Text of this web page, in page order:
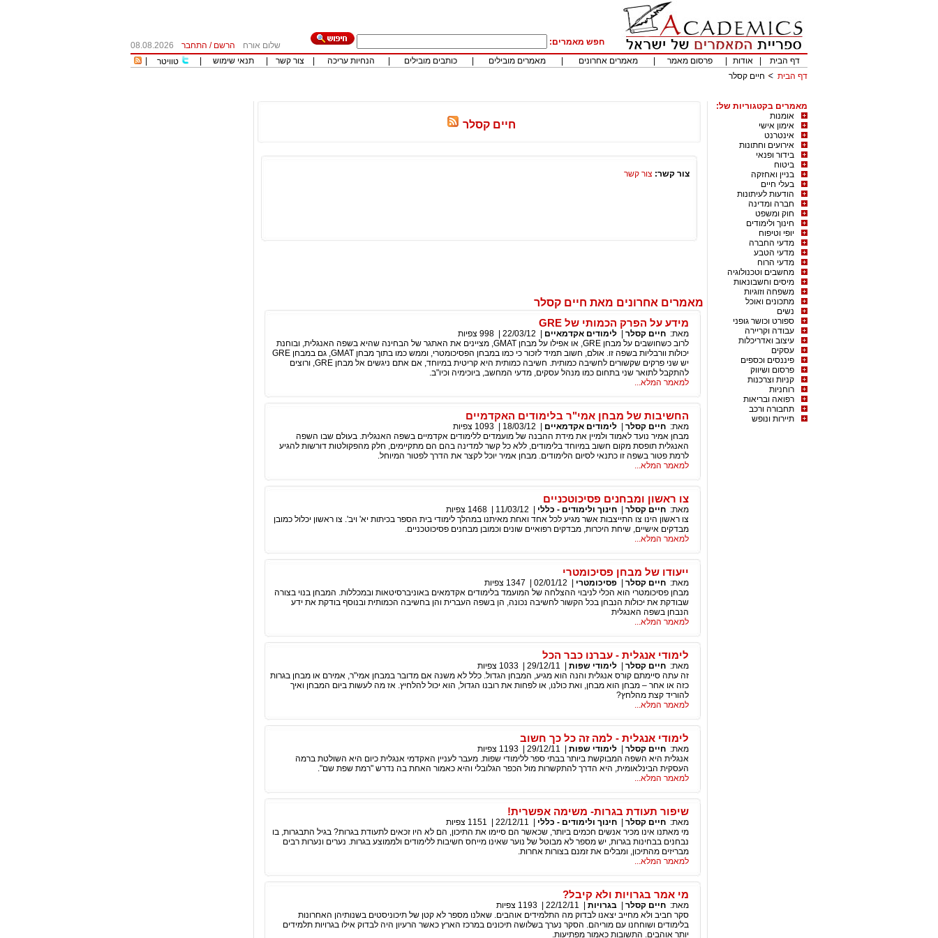
חפש מאמרים: שלום אורח הרשם / התחבר
08.08.2026
דף הבית
אודות פרסום מאמר מאמרים אחרונים מאמרים מובילים כותבים מובילים הנחיות עריכה צור קשר תנאי שימוש טוויטר
דף הבית
חיים קסלר
מאמרים בקטגוריות של:
אומנות
אימון אישי
אינטרנט
אירועים וחתונות
בידור ופנאי
ביטוח
בניין ואחזקה
בעלי חיים
הודעות לעיתונות
חברה ומדינה
חוק ומשפט
חינוך ולימודים
יופי וטיפוח
מדעי החברה
מדעי הטבע
מדעי הרוח
מחשבים וטכנולוגיה
מיסים וחשבונאות
משפחה וזוגיות
מתכונים ואוכל
נשים
ספורט וכושר גופני
עבודה וקריירה
עיצוב ואדריכלות
עסקים
פיננסים וכספים
פרסום ושיווק
קניות וצרכנות
רוחניות
רפואה ובריאות
תחבורה ורכב
תיירות ונופש
חיים קסלר
צור קשר: צור קשר
מאמרים אחרונים מאת חיים קסלר
מידע על הפרק הכמותי של GRE
מאת: חיים קסלר לימודים אקדמאיים 22/03/12
998 צפיות
לרוב כשחושבים על מבחן GRE, או אפילו על מבחן GMAT, מציינים את האתגר של הבחינה שהיא בשפה האנגלית, ובוחנת
יכולות וורבליות בשפה זו. אולם, חשוב תמיד לזכור כי כמו במבחן הפסיכומטרי, וממש כמו בתוך מבחן GMAT, גם במבחן GRE
יש שני פרקים שקשורים לחשיבה כמותית. חשיבה כמותית היא קריטית במיוחד, אם אתם ניגשים אל מבחן GRE, ורוצים
להתקבל לתואר שני בתחום כמו מנהל עסקים, מדעי המחשב, ביוכימיה וכיו"ב.
למאמר המלא...
החשיבות של מבחן אמי"ר בלימודים האקדמיים
מאת: חיים קסלר לימודים אקדמאיים 18/03/12
1093 צפיות
מבחן אמיר נועד לאמוד ולמיין את מידת ההבנה של מועמדים ללימודים אקדמיים בשפה האנגלית. בעולם שבו השפה
האנגלית תופסת מקום חשוב במיוחד בלימודים, ללא כל קשר למדינה בהם הם מתקיימים, חלק מהפקולטות דורשות להגיע
לרמת פטור בשפה זו כתנאי לסיום הלימודים. מבחן אמיר יוכל לקצר את הדרך לפטור המיוחל.
למאמר המלא...
צו ראשון ומבחנים פסיכוטכניים
מאת: חיים קסלר חינוך ולימודים - כללי 11/03/12
1468 צפיות
צו ראשון הינו צו התייצבות אשר מגיע לכל אחד ואחת מאיתנו במהלך לימודי בית הספר בכיתות יא' ויב'. צו ראשון יכלול כמובן
מבדקים אישיים, שיחת היכרות, מבדקים רפואיים שונים וכמובן מבחנים פסיכוטכניים.
למאמר המלא...
ייעודו של מבחן פסיכומטרי
מאת: חיים קסלר פסיכומטרי 02/01/12
1347 צפיות
מבחן פסיכומטרי הוא הכלי לניבוי ההצלחה של המועמד בלימודים אקדמאים באוניברסיטאות ובמכללות. המבחן בנוי בצורה
שבודקת את יכולות הנבחן בכל הקשור לחשיבה נכונה, הן בשפה העברית והן בחשיבה הכמותית ובנוסף בודקת את ידע
הנבחן בשפה האנגלית
למאמר המלא...
לימודי אנגלית - עברנו כבר הכל
מאת: חיים קסלר לימודי שפות 29/12/11
1033 צפיות
זה עתה סיימתם קורס אנגלית והנה הוא מגיע, המבחן הגדול. כלל לא משנה אם מדובר במבחן אמי"ר, אמירם או מבחן בגרות
כזה או אחר – מבחן הוא מבחן, ואת כולנו, או לפחות את רובנו הגדול, הוא יכול להלחיץ. אז מה לעשות ביום המבחן ואיך
להוריד קצת מהלחץ?
למאמר המלא...
לימודי אנגלית - למה זה כל כך חשוב
מאת: חיים קסלר לימודי שפות 29/12/11
1193 צפיות
אנגלית היא השפה המבוקשת ביותר בבתי ספר ללימודי שפות. מעבר לעניין האקדמי אנגלית כיום היא השולטת ברמה
העסקית הבינלאומית, היא הדרך להתקשרות מול הכפר הגלובלי והיא כאמור האחת בה נדרש "רמת שפת שם".
למאמר המלא...
שיפור תעודת בגרות- משימה אפשרית!
מאת: חיים קסלר חינוך ולימודים - כללי 22/12/11
1151 צפיות
מי מאתנו אינו מכיר אנשים חכמים ביותר, שכאשר הם סיימו את התיכון, הם לא היו זכאים לתעודת בגרות? בגיל התבגרות, בו
נבחנים בבחינות בגרות, יש מספר לא מבוטל של נוער שאינו מייחס חשיבות ללימודים ולממוצע בגרות. נערים ונערות רבים
מבריזים מהתיכון, ומבלים את זמנם בצורות אחרות.
למאמר המלא...
מי אמר בגרויות ולא קיבל?
מאת: חיים קסלר בגרויות 22/12/11
1193 צפיות
סקר חביב ולא מחייב יצאנו לבדוק מה התלמידים אוהבים. שאלנו מספר לא קטן של תיכוניסטים בשנותיהן האחרונות
בלימודים ושוחחנו עם מוריהם. הסקר נערך בשלושה תיכונים במרכז הארץ כאשר הרעיון היה לבדוק אילו בגרויות תלמידים
יותר אוהבים. התשובות כאמור מפתיעות.